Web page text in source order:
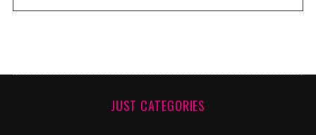
JUST CATEGORIES